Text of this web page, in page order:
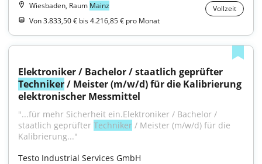
Wiesbaden, Raum Mainz
Vollzeit
Von 3.833,50 € bis 4.216,85 € pro Monat
Techniker / Meister (m/w/d) für die Kalibrierung
elektronischer Messmittel
"...für mehr Sicherheit ein.Elektroniker / Bachelor /
staatlich geprüfter Techniker / Meister (m/w/d) für die
Kalibrierung..."
Testo Industrial Services GmbH